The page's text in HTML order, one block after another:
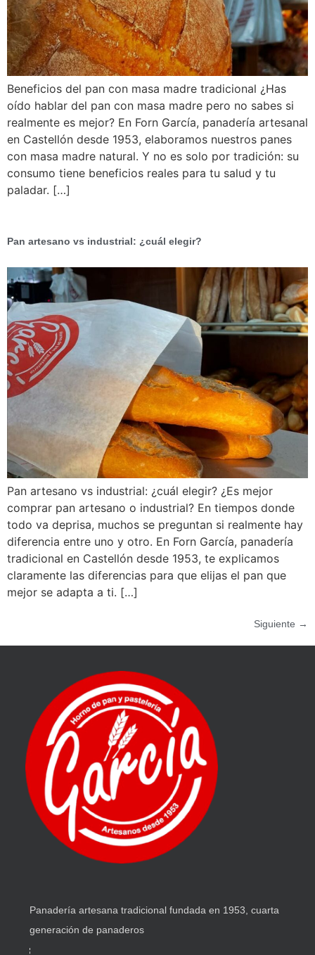
Beneficios del pan con masa madre tradicional ¿Has
oído hablar del pan con masa madre pero no sabes si
realmente es mejor? En Forn García, panadería artesanal
en Castellón desde 1953, elaboramos nuestros panes
con masa madre natural. Y no es solo por tradición: su
consumo tiene beneficios reales para tu salud y tu
paladar. […]
Pan artesano vs industrial: ¿cuál elegir?
Pan artesano vs industrial: ¿cuál elegir? ¿Es mejor
comprar pan artesano o industrial? En tiempos donde
todo va deprisa, muchos se preguntan si realmente hay
diferencia entre uno y otro. En Forn García, panadería
tradicional en Castellón desde 1953, te explicamos
claramente las diferencias para que elijas el pan que
mejor se adapta a ti. […]
Siguiente →
Panadería artesana tradicional fundada en 1953, cuarta
generación de panaderos